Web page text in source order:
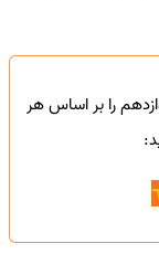
را بر اساس هر